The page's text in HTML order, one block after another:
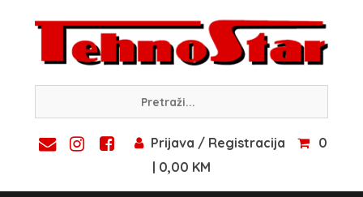
content
Prijava / Registracija
0
| 0,00 KM